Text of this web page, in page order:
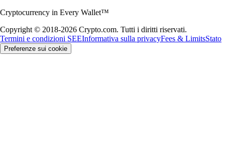
Cryptocurrency in Every Wallet™
Copyright © 2018-2026 Crypto.com. Tutti i diritti riservati.
Termini e condizioni SEEInformativa sulla privacyFees & LimitsStato
Preferenze sui cookie